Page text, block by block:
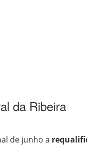
da Ribeira
de junho a